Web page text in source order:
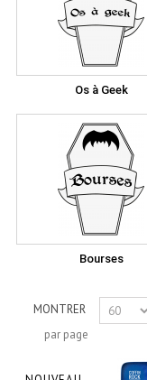
Os à Geek
Bourses
MONTRER
par page